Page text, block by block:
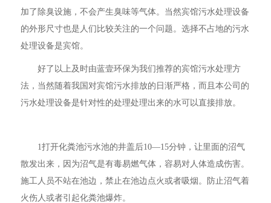
加了除臭设施，不会产生臭味等气体。当然宾馆污水处理设备
的外形尺寸也是人们比较关注的一个问题。选择不占地的污水
处理设备是宾馆。
好了以上及时由蓝壹环保为我们推荐的宾馆污水处理方
法，当然随着我国对宾馆污水排放的日渐严格，而且本公司的
污水处理设备是针对性的处理处理出来的水可以直接排放。
1打开化粪池污水池的井盖后10—15分钟，让里面的沼气
散发出来，因为沼气是有毒易燃气体，容易对人体造成伤害。
施工人员不站在池边，禁止在池边点火或者吸烟。防止沼气着
火伤人或者引起化粪池爆炸。